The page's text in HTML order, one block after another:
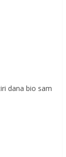
dana bio sam